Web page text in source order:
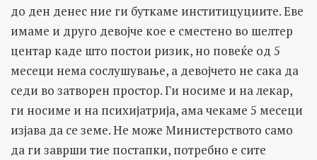
до ден денес ние ги буткаме инститицуциите. Еве
имаме и друго девојче кое е сместено во шелтер
центар каде што постои ризик, но повеќе од 5
месеци нема сослушување, а девојчето не сака да
седи во затворен простор. Ги носиме и нa лекар,
ги носиме и на психијатрија, ама чекаме 5 месеци
изјава да се земе. Не може Министерството само
да ги заврши тие постапки, потребно е сите